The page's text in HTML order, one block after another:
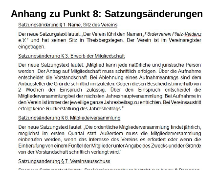
Anhang zu Punkt 8: Satzungsänderungen